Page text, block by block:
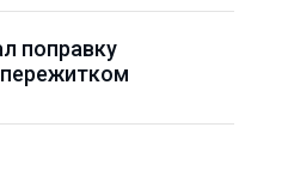
поправку